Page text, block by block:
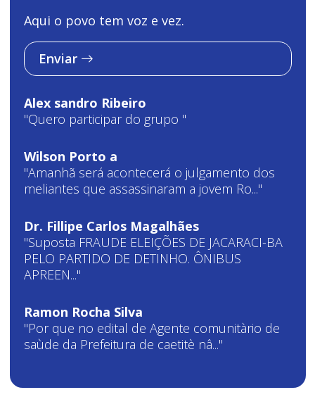
Aqui o povo tem voz e vez.
Enviar
Alex sandro Ribeiro
"Quero participar do grupo "
Wilson Porto a
"Amanhã será acontecerá o julgamento dos
meliantes que assassinaram a jovem Ro..."
Dr. Fillipe Carlos Magalhães
"Suposta FRAUDE ELEIÇÕES DE JACARACI-BA
PELO PARTIDO DE DETINHO. ÔNIBUS
APREEN..."
Ramon Rocha Silva
"Por que no edital de Agente comunitàrio de
saùde da Prefeitura de caetitè nâ..."